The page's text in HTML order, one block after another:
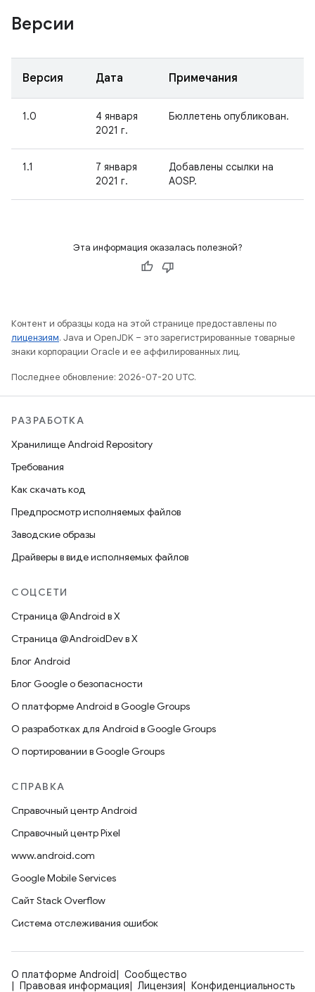
Версии
Версия Дата Примечания
1.0
4 января
2021 г.
Бюллетень опубликован.
1.1
7 января
2021 г.
Добавлены ссылки на
AOSP.
Эта информация оказалась полезной?
Контент и образцы кода на этой странице предоставлены по
лицензиям. Java и OpenJDK – это зарегистрированные товарные
знаки корпорации Oracle и ее аффилированных лиц.
Последнее обновление: 2026-07-20 UTC.
РАЗРАБОТКА
Хранилище Android Repository
Требования
Как скачать код
Предпросмотр исполняемых файлов
Заводские образы
Драйверы в виде исполняемых файлов
СОЦСЕТИ
Страница @Android в X
Страница @AndroidDev в X
Блог Android
Блог Google о безопасности
О платформе Android в Google Groups
О разработках для Android в Google Groups
О портировании в Google Groups
СПРАВКА
Справочный центр Android
Справочный центр Pixel
www.android.com
Google Mobile Services
Сайт Stack Overflow
Система отслеживания ошибок
О платформе Android
Сообщество
Правовая информация
Лицензия
Конфиденциальность